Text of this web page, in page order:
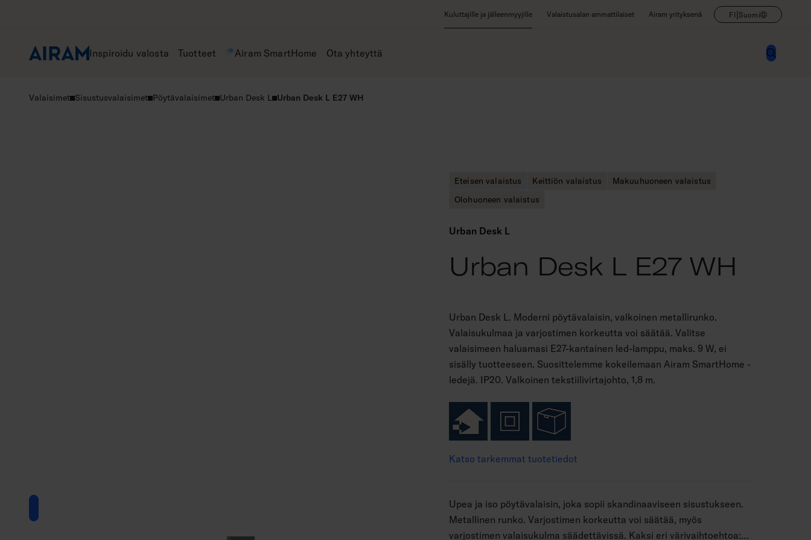
Kuluttajille ja jälleenmyyjille Valaistusalan ammattilaiset Airam yrityksenä FI |Suomi
Inspiroidu valosta Tuotteet Airam SmartHome Ota yhteyttä
Valaisimet Sisustusvalaisimet Pöytävalaisimet Urban Desk L Urban Desk L E27 WH
Eteisen valaistus Keittiön valaistus
Makuuhuoneen valaistus
Olohuoneen valaistus
Urban Desk L
Urban Desk L E27 WH
Urban Desk L. Moderni pöytävalaisin, valkoinen metallirunko.
Valaisukulmaa ja varjostimen korkeutta voi säätää. Valitse
valaisimeen haluamasi E27-kantainen led-lamppu, maks. 9 W, ei
sisälly tuotteeseen. Suosittelemme kokeilemaan Airam SmartHome -
ledejä. IP20. Valkoinen tekstiilivirtajohto, 1,8 m.
Katso tarkemmat tuotetiedot
Upea ja iso pöytävalaisin, joka sopii skandinaaviseen sisustukseen.
Metallinen runko. Varjostimen korkeutta voi säätää, myös
varjostimen valaisukulma säädettävissä. Kaksi eri värivaihtoehtoa: